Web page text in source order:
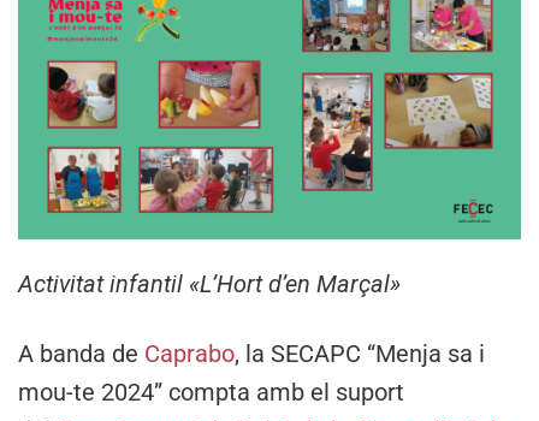
Activitat infantil «L’Hort d’en Marçal»
A banda de Caprabo, la SECAPC “Menja sa i
mou-te 2024” compta amb el suport